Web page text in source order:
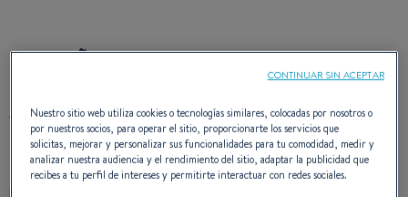
DISEÑO EXTERIOR
Sus líneas elegantes, modernas y combativas reflejan
Nuestro sitio web utiliza cookies o tecnologías similares, colocadas por nosotros o
por nuestros socios, para operar el sitio, proporcionarte los servicios que
solicitas, mejorar y personalizar sus funcionalidades para tu comodidad, medir y
analizar nuestra audiencia y el rendimiento del sitio, adaptar la publicidad que
recibes a tu perfil de intereses y permitirte interactuar con redes sociales.
CONTINUAR SIN ACEPTAR